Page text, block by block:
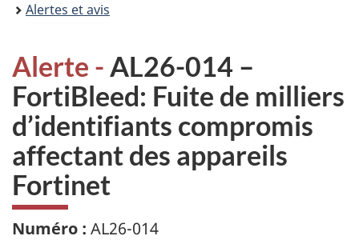
Alertes et avis
Alerte - AL26-014 –
FortiBleed: Fuite de milliers
d’identifiants compromis
affectant des appareils
Fortinet
Numéro : AL26-014